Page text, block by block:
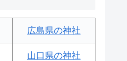
広島県の神社
山口県の神社